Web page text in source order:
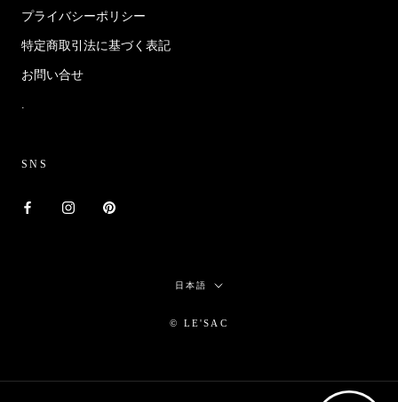
プライバシーポリシー
特定商取引法に基づく表記
お問い合せ
.
SNS
言
日本語
© LE'SAC